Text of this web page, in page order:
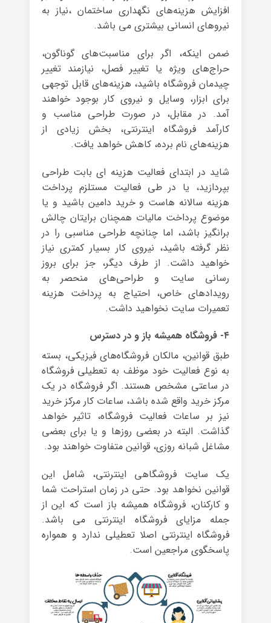
افزایش هزینه‌های نگهداری ساختمان ،نیاز به
نیروهای انسانی بیشتری می باشد.
ضمن اینکه، اگر برای مناسبت‌های گوناگون،
حراج‌های ویژه یا تغییر فصل، نیازمند تغییر
چیدمان فروشگاه باشید، هزینه‌های قابل توجهی
برای ابزار، وسایل و نیروی کار بوجود خواهند
آمد. در مقابل، در صورت طراحی مناسب و
کارآمد فروشگاه اینترنتی، بخش زیادی از
هزینه‌های نام برده، کاهش خواهد یافت.
شاید در ابتدای فعالیت هزینه ای بابت طراحی
بپردازید، یا در طی فعالیت مستلزم پرداخت
هزینه سالانه هاست و خرید دامین باشید و یا
موضوع پرداخت مالیات همچنان برایتان چالش
برانگیز باشد، اما چنانچه طراحی مناسبی را در
نظر گرفته باشید، نیروی کار بسیار کمتری نیاز
خواهید داشت. از طرف دیگر، جز برای بروز
رسانی سایت و طراحی‌های منحصر به
رویدادهای خاص، احتیاج به پرداخت هزینه
تعمیرات سایت نخواهید داشت.
۴- فروشگاه همیشه باز و در دسترس
طبق قوانین، مالکان فروشگاه‌های فیزیکی، بسته
به نوع فعالیت خود موظف به تعطیلی فروشگاه
در ساعتی مشخص هستند. اگر فروشگاه در یک
مرکز خرید واقع شده باشد، ساعات کار مرکز خرید
نیز بر ساعات فعالیت فروشگاه، تاثیر خواهد
گذاشت. البته در بعضی روزها و یا برای بعضی
مشاغل شبانه روزی، قوانین متفاوت خواهند بود.
یک سایت فروشگاهی اینترنتی، شامل این
قوانین نخواهد بود. حتی در زمان استراحت شما
و کارکنان، فروشگاه همیشه باز است که این از
جمله مزایای فروشگاه اینترنتی می باشد.
فروشگاه اینترنتی اصلا تعطیلی ندارد و همواره
پاسخگوی مراجعین است.